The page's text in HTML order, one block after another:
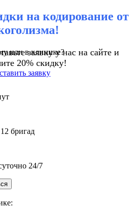
на кодирование от
заявку у нас на сайте и
20% скидку!
заявку
или в клинике?
бригад
24/7